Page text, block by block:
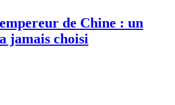
de Chine : un
jamais choisi